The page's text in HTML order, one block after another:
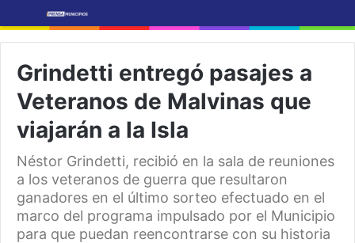
Grindetti entregó pasajes a
Veteranos de Malvinas que
viajarán a la Isla
Néstor Grindetti, recibió en la sala de reuniones
a los veteranos de guerra que resultaron
ganadores en el último sorteo efectuado en el
marco del programa impulsado por el Municipio
para que puedan reencontrarse con su historia